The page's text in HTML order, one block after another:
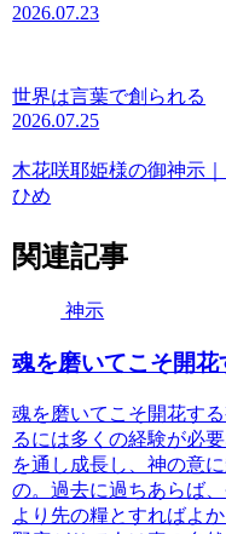
2026.07.23
世界は言葉で創られる
2026.07.25
木花咲耶姫様の御神示
ひめ
関連記事
神示
魂を磨いてこそ開花
魂を磨いてこそ開花す
るには多くの経験が必
を通し成長し、神の意
の。過去に過ちあらば
より先の糧とすればよ